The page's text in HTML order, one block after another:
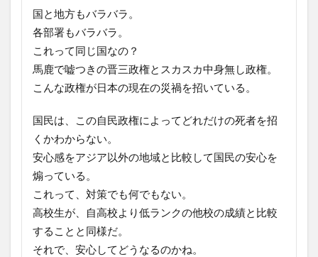
国と地方もバラバラ。
各部署もバラバラ。
これって同じ国なの？
馬鹿で嘘つきの晋三政権とスカスカ中身無し政権。
こんな政権が日本の現在の災禍を招いている。
国民は、この自民政権によってどれだけの死者を招
くかわからない。
安心感をアジア以外の地域と比較して国民の安心を
煽っている。
これって、対策でも何でもない。
高校生が、自高校より低ランクの他校の成績と比較
することと同様だ。
それで、安心してどうなるのかね。